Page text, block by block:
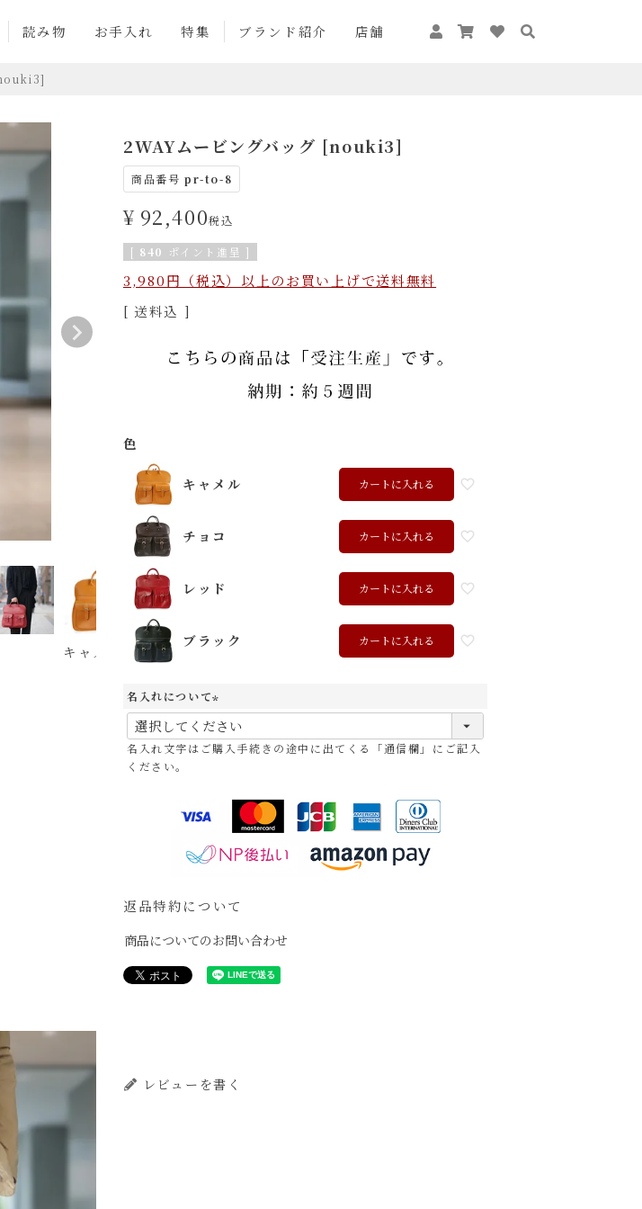
読み物 お手入れ 特集 ブランド紹介 店舗
キャメル チョコ レッド ブラック
2WAYムービングバッグ [nouki3]
商品番号 pr-to-8
¥ 92,400税込
[ 840 ポイント進呈 ]
3,980円（税込）以上のお買い上げで送料無料
送料込
色
キャメル カートに入れる
チョコ カートに入れる
レッド カートに入れる
ブラック カートに入れる
名入れについて
(
必
須
名入れ文字はご購入手続きの途中に出てくる「通信欄」にご記入
ください。
返品特約について
商品についてのお問い合わせ
レビューを書く